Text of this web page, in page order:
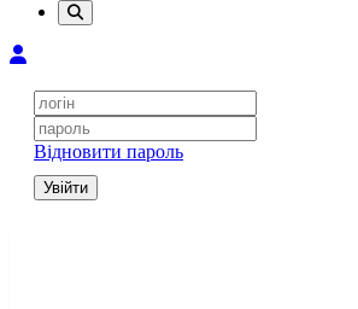
Відновити пароль
Увійти